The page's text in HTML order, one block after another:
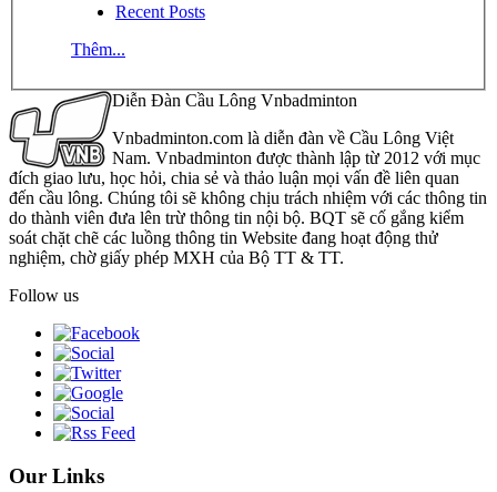
Recent Posts
Thêm...
Diễn Đàn Cầu Lông Vnbadminton
Vnbadminton.com là diễn đàn về Cầu Lông Việt
Nam. Vnbadminton được thành lập từ 2012 với mục
đích giao lưu, học hỏi, chia sẻ và thảo luận mọi vấn đề liên quan
đến cầu lông. Chúng tôi sẽ không chịu trách nhiệm với các thông tin
do thành viên đưa lên trừ thông tin nội bộ. BQT sẽ cố gắng kiểm
soát chặt chẽ các luồng thông tin Website đang hoạt động thử
nghiệm, chờ giấy phép MXH của Bộ TT & TT.
Follow us
Our Links